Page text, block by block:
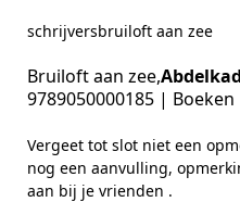
schrijversbruiloft aan zee
Bruiloft aan zee,
9789050000185 |
Vergeet tot slot niet een
nog een aanvulling,
aan bij je vrienden .